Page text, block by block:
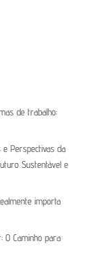
de trabalho:
e Perspectivas da
Sustentável e
importa
O Caminho para